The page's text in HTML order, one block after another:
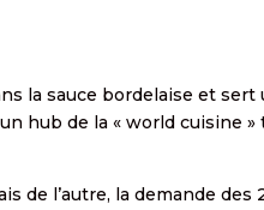
la sauce bordelaise et sert
hub de la « world cuisine »
de l’autre, la demande des